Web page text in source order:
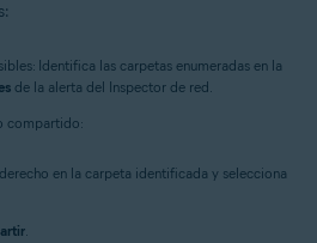
Identifica las carpetas enumeradas en la
de la alerta del Inspector de red.
compartido:
en la carpeta identificada y selecciona
.